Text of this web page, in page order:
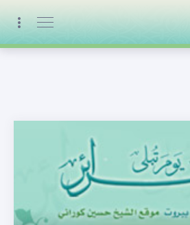
البث المباشر